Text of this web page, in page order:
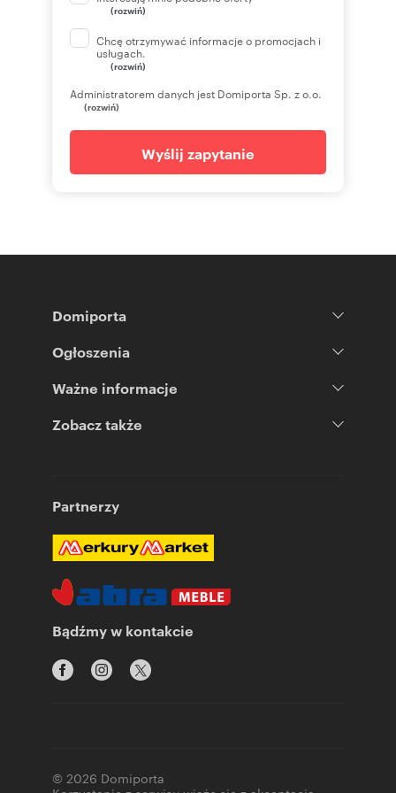
(rozwiń)
Chcę otrzymywać informacje o promocjach i
usługach.
(rozwiń)
Administratorem danych jest Domiporta Sp. z o.o.
(rozwiń)
Wyślij zapytanie
Domiporta
Ogłoszenia
Ważne informacje
Zobacz także
Partnerzy
Bądźmy w kontakcie
© 2026 Domiporta